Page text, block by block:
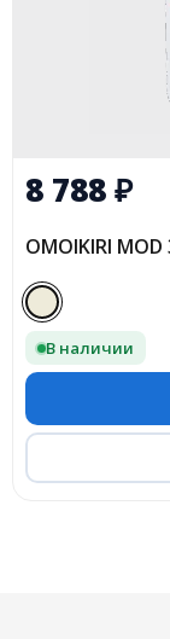
8 788₽
OMOIKIRI
В наличии